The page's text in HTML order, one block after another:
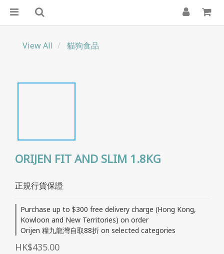
View All 貓狗食品
ORIJEN FIT AND SLIM 1.8KG
正規行貨保證
Purchase up to $300 free delivery charge (Hong Kong,
Kowloon and New Territories) on order
Orijen 糧九龍灣自取88折 on selected categories
HK$435.00